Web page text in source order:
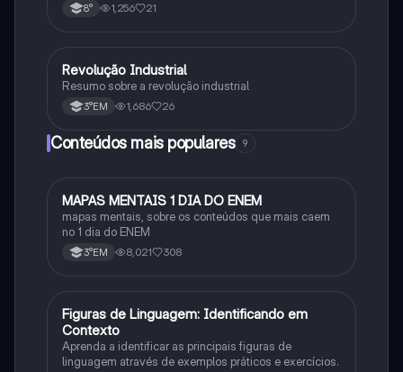
8° 1,256 21
História
Revolução Industrial
Resumo sobre a revolução industrial
3°EM 1,686 26
Conteúdos mais populares 9
Português
MAPAS MENTAIS 1 DIA DO ENEM
mapas mentais, sobre os conteúdos que mais caem
no 1 dia do ENEM
3°EM 8,021 308
FPortuguês
Figuras de Linguagem: Identificando em
Contexto
Aprenda a identificar as principais figuras de
linguagem através de exemplos práticos e exercícios.